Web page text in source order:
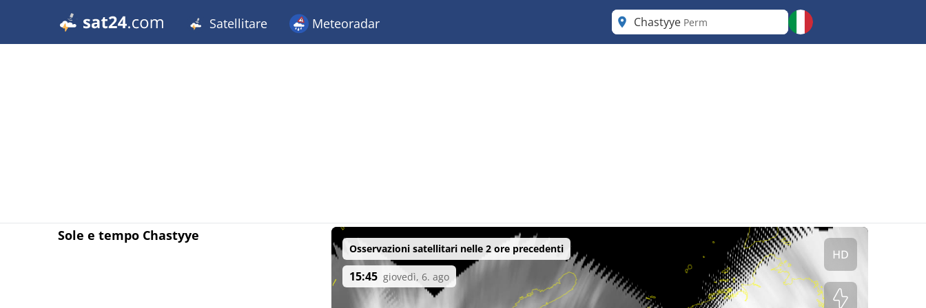
Satellitare Meteoradar Chastyye Perm
Sole e tempo Chastyye
Osservazioni satellitari nelle 2 ore precedenti
15:45 giovedì, 6. ago